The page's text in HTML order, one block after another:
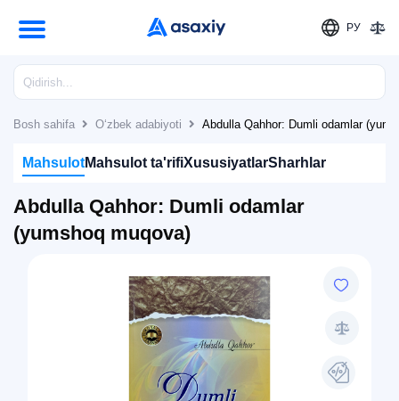
РУ
Bosh sahifa O‘zbek adabiyoti Abdulla Qahhor: Dumli odamlar
MahsulotMahsulot ta'rifiXususiyatlarSharhlar
Abdulla Qahhor: Dumli odamlar
(yumshoq muqova)